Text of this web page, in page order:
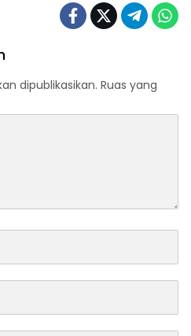
dipublikasikan. Ruas yang